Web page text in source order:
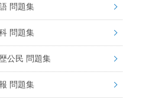
問題集
問題集
公民 問題集
問題集